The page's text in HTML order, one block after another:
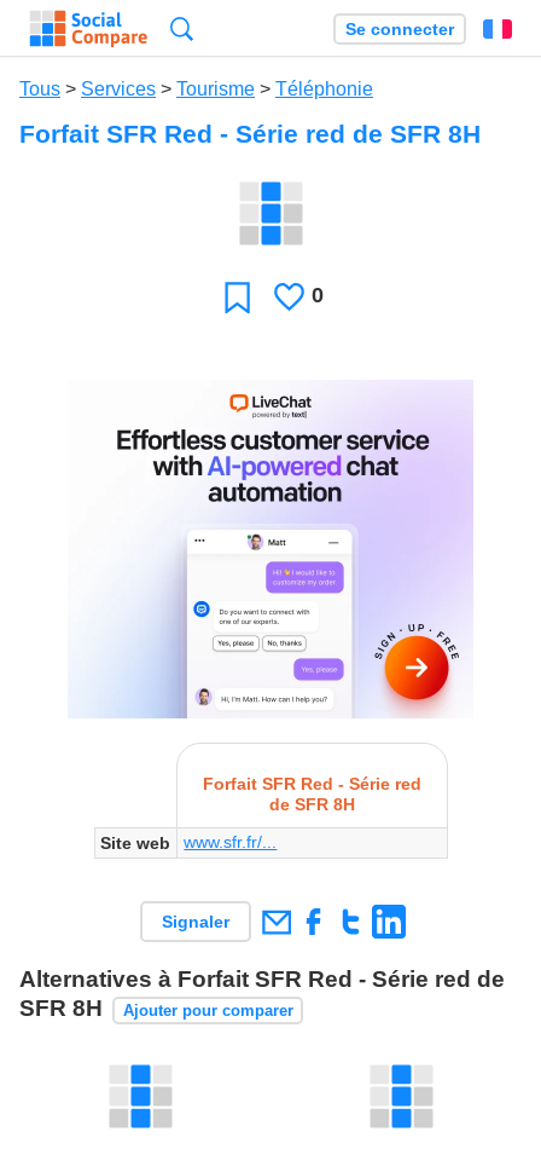
Se connecter
Tous > Services > Tourisme > Téléphonie
Forfait SFR Red - Série red de SFR 8H
Favori J'aime
0
Forfait SFR Red - Série red
de SFR 8H
Site web
www.sfr.fr/...
Signaler
Alternatives à Forfait SFR Red - Série red de
SFR 8H
Ajouter pour comparer